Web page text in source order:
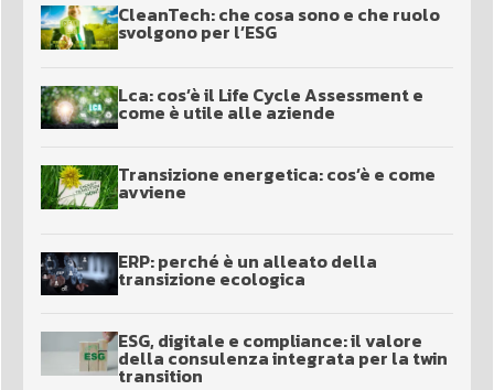
CleanTech: che cosa sono e che ruolo
svolgono per l’ESG
Lca: cos’è il Life Cycle Assessment e
come è utile alle aziende
Transizione energetica: cos’è e come
avviene
ERP: perché è un alleato della
transizione ecologica
ESG, digitale e compliance: il valore
della consulenza integrata per la twin
transition